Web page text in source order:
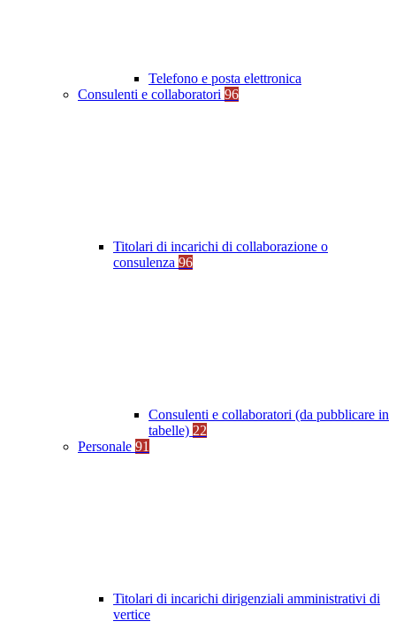
Telefono e posta elettronica
Consulenti e collaboratori 96
Titolari di incarichi di collaborazione o
consulenza 96
Consulenti e collaboratori (da pubblicare in
tabelle) 22
Personale 91
Titolari di incarichi dirigenziali amministrativi di
vertice